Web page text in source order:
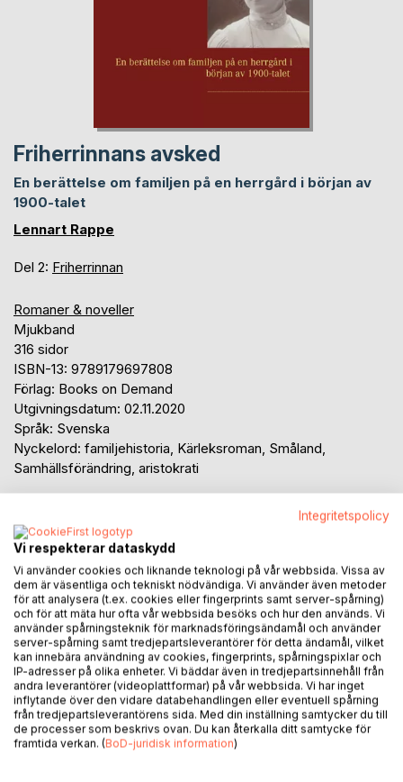
Friherrinnans avsked
En berättelse om familjen på en herrgård i början av
1900-talet
Lennart Rappe
Del 2: Friherrinnan
Romaner & noveller
Mjukband
316 sidor
ISBN-13: 9789179697808
Förlag: Books on Demand
Utgivningsdatum: 02.11.2020
Språk: Svenska
Nyckelord: familjehistoria, Kärleksroman, Småland,
Samhällsförändring, aristokrati
80%
1Recension
125,00 kr
inkl. moms /exkl. frakt
Tillgänglig
LÄGG I KUNDVAGNEN
Lägg till i kom-ihåglista
Recensera titel
Integritetspolicy
Vi respekterar dataskydd
Vi använder cookies och liknande teknologi på vår webbsida. Vissa av
dem är väsentliga och tekniskt nödvändiga. Vi använder även metoder
för att analysera (t.ex. cookies eller fingerprints samt server-spårning)
och för att mäta hur ofta vår webbsida besöks och hur den används. Vi
använder spårningsteknik för marknadsföringsändamål och använder
server-spårning samt tredjepartsleverantörer för detta ändamål, vilket
kan innebära användning av cookies, fingerprints, spårningspixlar och
IP-adresser på olika enheter. Vi bäddar även in tredjepartsinnehåll från
andra leverantörer (videoplattformar) på vår webbsida. Vi har inget
inflytande över den vidare databehandlingen eller eventuell spårning
från tredjepartsleverantörens sida. Med din inställning samtycker du till
de processer som beskrivs ovan. Du kan återkalla ditt samtycke för
framtida verkan. (BoD-juridisk information)